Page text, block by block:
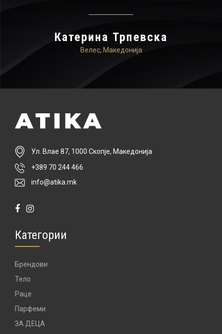
Катерина Трпевска
Велес, Македонија
Ул. Влае 87, 1000 Скопје, Македонија
+389 70 244 466
info@atika.mk
Категории
Брендови
Тело
Раце
Парфеми
ЗА ДЕЦА